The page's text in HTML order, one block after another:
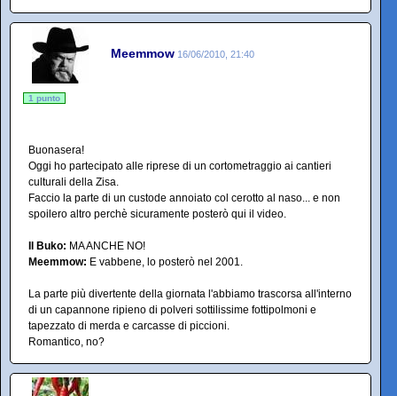
Meemmow 16/06/2010, 21:40
1 punto
Buonasera!
Oggi ho partecipato alle riprese di un cortometraggio ai cantieri
culturali della Zisa.
Faccio la parte di un custode annoiato col cerotto al naso... e non
spoilero altro perchè sicuramente posterò qui il video.
Il Buko: MA ANCHE NO!
Meemmow: E vabbene, lo posterò nel 2001.
La parte più divertente della giornata l'abbiamo trascorsa all'interno
di un capannone ripieno di polveri sottilissime fottipolmoni e
tapezzato di merda e carcasse di piccioni.
Romantico, no?